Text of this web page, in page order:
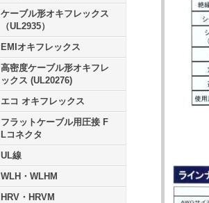
ケーブル形オキフレックス
（UL2935）
EMIオキフレックス
高密度ケーブル形オキフレ
ックス (UL20276)
エコ オキフレックス
フラットケーブル用圧接 F
Lコネクタ
UL線
WLH・WLHM
HRV・HRVM